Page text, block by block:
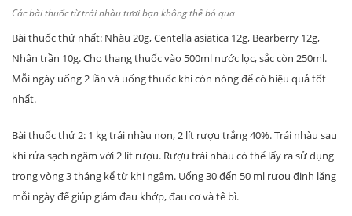
Các bài thuốc từ trái nhàu tươi bạn không thể bỏ qua
Bài thuốc thứ nhất: Nhàu 20g, Centella asiatica 12g, Bearberry 12g,
Nhân trần 10g. Cho thang thuốc vào 500ml nước lọc, sắc còn 250ml.
Mỗi ngày uống 2 lần và uống thuốc khi còn nóng để có hiệu quả tốt
nhất.
Bài thuốc thứ 2: 1 kg trái nhàu non, 2 lít rượu trắng 40%. Trái nhàu sau
khi rửa sạch ngâm với 2 lít rượu. Rượu trái nhàu có thể lấy ra sử dụng
trong vòng 3 tháng kể từ khi ngâm. Uống 30 đến 50 ml rượu đinh lăng
mỗi ngày để giúp giảm đau khớp, đau cơ và tê bì.